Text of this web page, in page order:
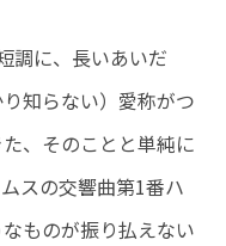
調に、長いあいだ
知らない）愛称がつ
、そのことと単純に
スの交響曲第1番ハ
ものが振り払えない